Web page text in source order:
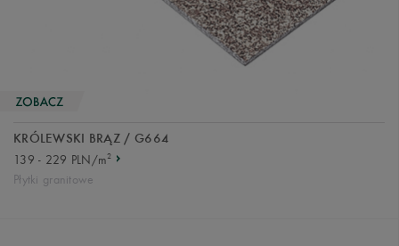
KRÓLEWSKI BRĄZ / G664
139 - 229 PLN/m2
Płytki granitowe